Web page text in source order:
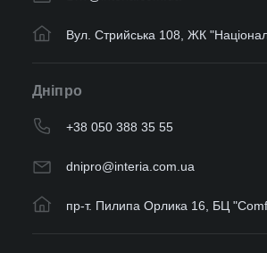
Вул. Стрийська 108, ЖК
Дніпро
+38 050 388 35 55
dnipro@interia.com.ua
пр-т. Пилипа Орлика 16, БЦ